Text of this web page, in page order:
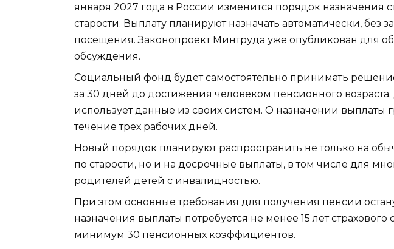
января 2027 года в России изменится порядок назначения
старости. Выплату планируют назначать автоматически, без
посещения. Законопроект Минтруда уже опубликован для
обсуждения.
Социальный фонд будет самостоятельно принимать
за 30 дней до достижения человеком пенсионного возраста.
использует данные из своих систем. О назначении выплаты
течение трех рабочих дней.
Новый порядок планируют распространить не только на
по старости, но и на досрочные выплаты, в том числе для
родителей детей с инвалидностью.
При этом основные требования для получения пенсии
назначения выплаты потребуется не менее 15 лет страхового
минимум 30 пенсионных коэффициентов.